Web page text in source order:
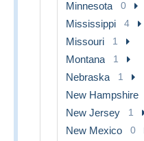
Minnesota 0
Mississippi 4
Missouri 1
Montana 1
Nebraska 1
New Hampshire
New Jersey 1
New Mexico 0